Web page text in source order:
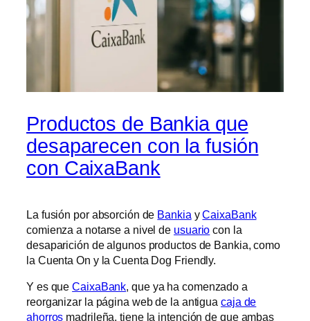
Productos de Bankia que
desaparecen con la fusión
con CaixaBank
La fusión por absorción de Bankia yCaixaBank
comienza a notarse a nivel de usuario con la
desaparición de algunos productos de Bankia, como
la Cuenta On y la Cuenta Dog Friendly.
Y es queCaixaBank, que ya ha comenzado a
reorganizar la página web de la antigua caja de
ahorros madrileña, tiene la intención de que ambas